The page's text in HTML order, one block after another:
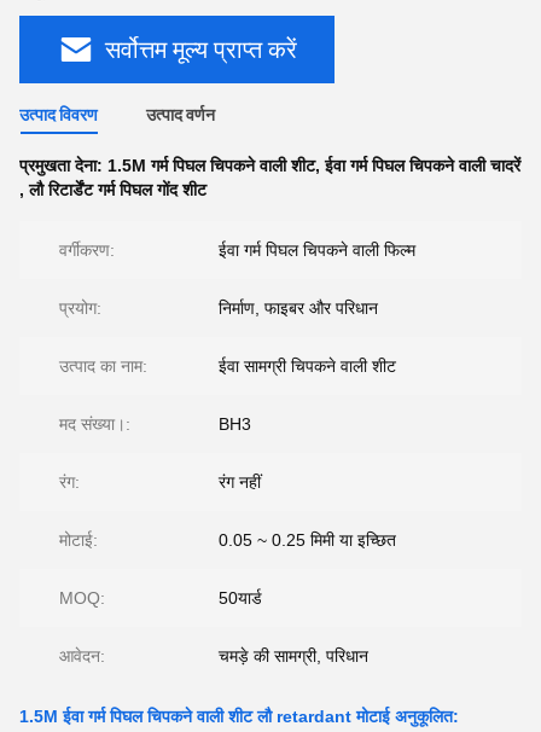
सर्वोत्तम मूल्य प्राप्त करें
उत्पाद विवरण उत्पाद वर्णन
प्रमुखता देना: 1.5M गर्म पिघल चिपकने वाली शीट,ईवा गर्म पिघल चिपकने वाली चादरें
,लौ रिटार्डेंट गर्म पिघल गोंद शीट
वर्गीकरण: ईवा गर्म पिघल चिपकने वाली फिल्म
प्रयोग: निर्माण, फाइबर और परिधान
उत्पाद का नाम: ईवा सामग्री चिपकने वाली शीट
मद संख्या।: BH3
रंग: रंग नहीं
मोटाई: 0.05 ~ 0.25 मिमी या इच्छित
MOQ: 50यार्ड
आवेदन: चमड़े की सामग्री, परिधान
1.5M ईवा गर्म पिघल चिपकने वाली शीट लौ retardant मोटाई अनुकूलित: